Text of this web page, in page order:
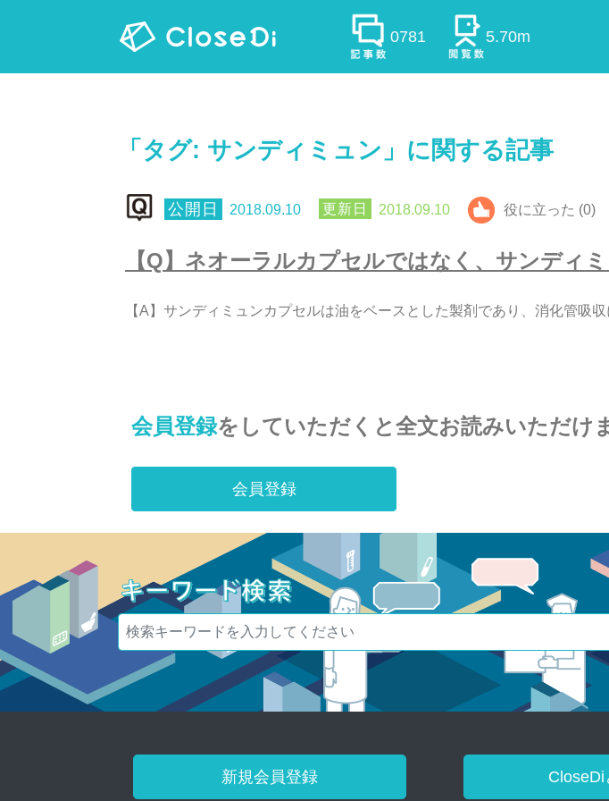
0781 5.70m
「タグ: サンディミュン 」に関する記事
2018.09.10 2018.09.10 役に立った (0)
【Q】 ネオーラ ルカプセルではな く 、 サンディ ミ
【A 】 サンディ ミ ュ ンカプセルは油をベース と した製剤 であ り 消化管吸収
会員登録をしていただくと全文お読みいただけ
会員登録
新規会員登録 CloseDi